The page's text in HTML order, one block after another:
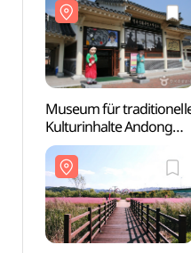
Museum für
Kulturinhalte Andong
(전통문화콘텐츠박물관)